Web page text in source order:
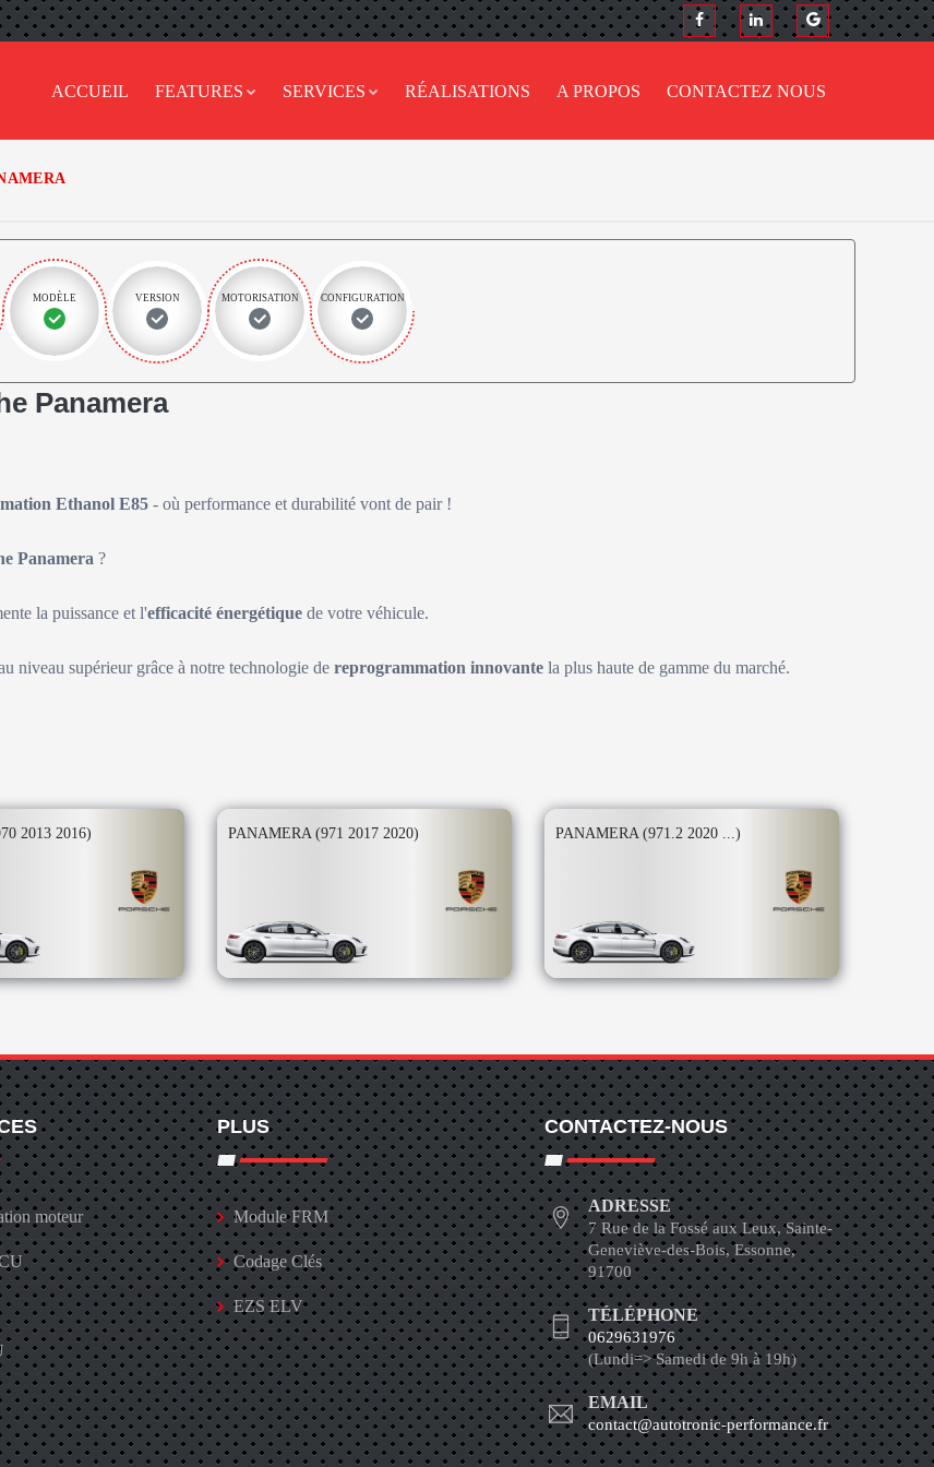
ACCUEIL FEATURES SERVICES RÉALISATIONS A PROPOS CONTACTEZ NOUS
MODÈLE VERSION MOTORISATION CONFIGURATION
Panamera
Ethanol E85 - où performance et durabilité vont de pair !
Panamera ?
la puissance et l'efficacité énergétique de votre véhicule.
niveau supérieur grâce à notre technologie de reprogrammation innovante la plus haute de gamme du marché.
2013 2016) PANAMERA (971 2017 2020) PANAMERA (971.2 2020 ...)
moteur
PLUS
Module FRM
Codage Clés
EZS ELV
CONTACTEZ-NOUS
ADRESSE
7 Rue de la Fossé aux Leux, Sainte-
Geneviève-des-Bois, Essonne,
91700
TÉLÉPHONE
0629631976
(Lundi=> Samedi de 9h à 19h)
EMAIL
contact@autotronic-performance.fr